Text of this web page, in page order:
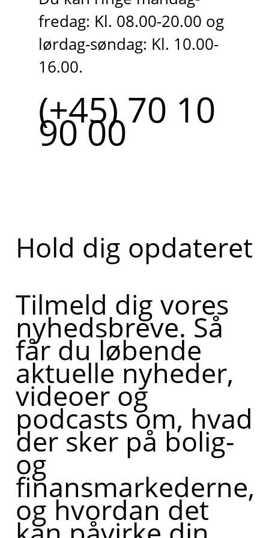
fredag: Kl. 08.00-20.00 og
lørdag-søndag: Kl. 10.00-
16.00.
(+45) 70 10
90 00
Hold dig opdateret
Tilmeld dig vores
nyhedsbreve. Så
får du løbende
aktuelle nyheder,
videoer og
podcasts om, hvad
der sker på bolig-
og
finansmarkederne,
og hvordan det